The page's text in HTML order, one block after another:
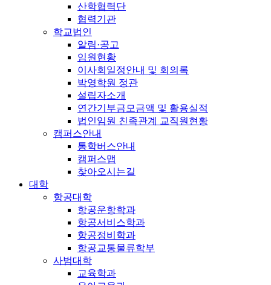
산학협력단
협력기관
학교법인
알림·공고
임원현황
이사회일정안내 및 회의록
박영학원 정관
설립자소개
연간기부금모금액 및 활용실적
법인임원 친족관계 교직원현황
캠퍼스안내
통학버스안내
캠퍼스맵
찾아오시는길
대학
항공대학
항공운항학과
항공서비스학과
항공정비학과
항공교통물류학부
사범대학
교육학과